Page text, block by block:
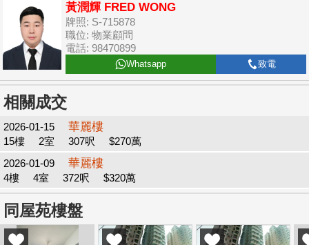
黃潤輝 FRED WONG
牌照: S-715878
職位: 物業顧問
電話: 98470899
Whatsapp 致電
相關成交
2026-01-15 華麗樓
15樓 2室 307呎
$270萬
2026-01-09
華麗樓
4樓 4室 372呎 $320萬
同屋苑樓盤